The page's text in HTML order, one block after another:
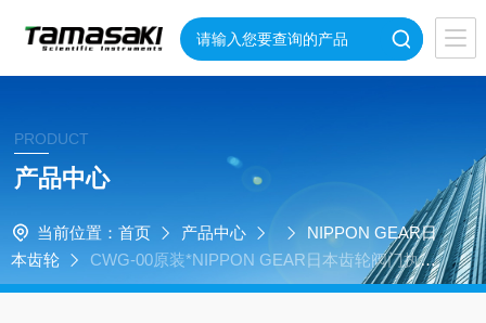
PRODUCT
产品中心
当前位置： 首页 产品中心
NIPPON GEAR日
本齿轮
CWG-00原装*NIPPON GEAR日本齿轮阀门执行
器